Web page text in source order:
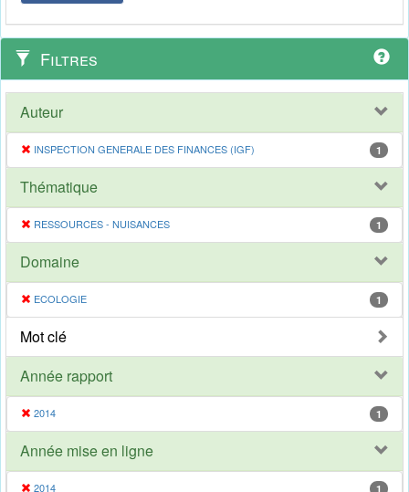
Filtres
Auteur
INSPECTION GENERALE DES FINANCES (IGF) 1
Thématique
RESSOURCES - NUISANCES 1
Domaine
ECOLOGIE 1
Mot clé
Année rapport
2014 1
Année mise en ligne
2014 1